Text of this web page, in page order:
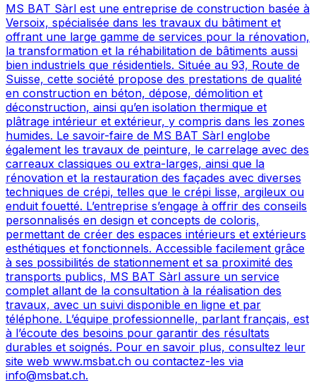
MS BAT Sàrl est une entreprise de construction basée à
Versoix, spécialisée dans les travaux du bâtiment et
offrant une large gamme de services pour la rénovation,
la transformation et la réhabilitation de bâtiments aussi
bien industriels que résidentiels. Située au 93, Route de
Suisse, cette société propose des prestations de qualité
en construction en béton, dépose, démolition et
déconstruction, ainsi qu’en isolation thermique et
plâtrage intérieur et extérieur, y compris dans les zones
humides. Le savoir-faire de MS BAT Sàrl englobe
également les travaux de peinture, le carrelage avec des
carreaux classiques ou extra-larges, ainsi que la
rénovation et la restauration des façades avec diverses
techniques de crépi, telles que le crépi lisse, argileux ou
enduit fouetté. L’entreprise s’engage à offrir des conseils
personnalisés en design et concepts de coloris,
permettant de créer des espaces intérieurs et extérieurs
esthétiques et fonctionnels. Accessible facilement grâce
à ses possibilités de stationnement et sa proximité des
transports publics, MS BAT Sàrl assure un service
complet allant de la consultation à la réalisation des
travaux, avec un suivi disponible en ligne et par
téléphone. L’équipe professionnelle, parlant français, est
à l’écoute des besoins pour garantir des résultats
durables et soignés. Pour en savoir plus, consultez leur
site web www.msbat.ch ou contactez-les via
info@msbat.ch.